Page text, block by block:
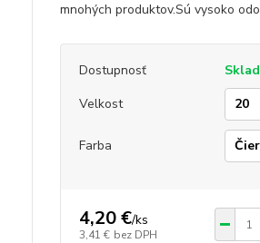
mnohých produktov.Sú vysoko
Dostupnosť
Velkost
Farba
4,20 €/ks
3,41 € bez DPH